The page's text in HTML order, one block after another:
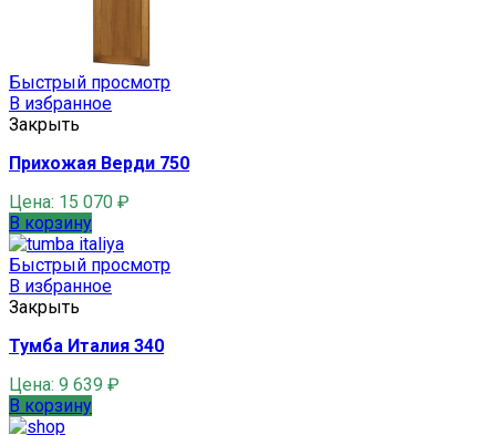
Быстрый просмотр
В избранное
Закрыть
Прихожая Верди 750
Цена: 15 070 ₽
В корзину
Быстрый просмотр
В избранное
Закрыть
Тумба Италия 340
Цена: 9 639 ₽
В корзину